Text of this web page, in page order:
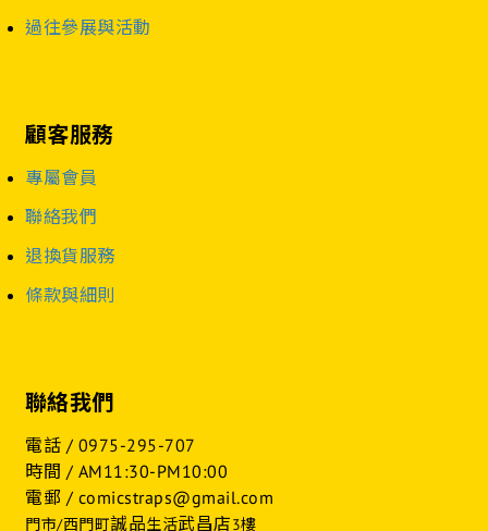
過往參展與活動
顧客服務
專屬會員
聯絡我們
退換貨服務
條款與細則
聯絡我們
電話 / 0975-295-707
時間 / AM11:30-PM10:00
電郵 / comicstraps@gmail.com
門市/西門町誠品生活武昌店3樓